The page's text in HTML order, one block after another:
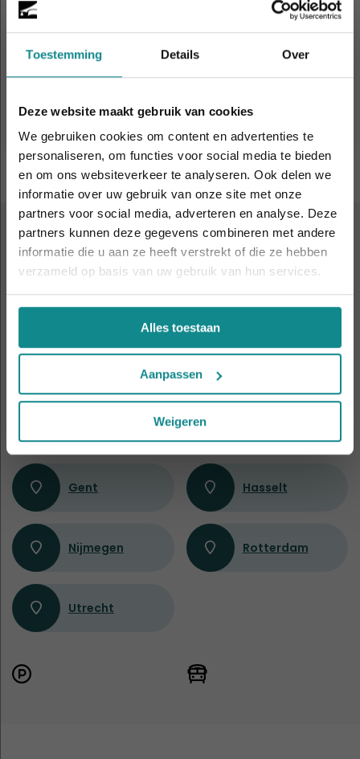
Toestemming Details Over
Deze website maakt gebruik van cookies
We gebruiken cookies om content en advertenties te
personaliseren, om functies voor social media te bieden
en om ons websiteverkeer te analyseren. Ook delen we
informatie over uw gebruik van onze site met onze
partners voor social media, adverteren en analyse. Deze
partners kunnen deze gegevens combineren met andere
informatie die u aan ze heeft verstrekt of die ze hebben
verzameld op basis van uw gebruik van hun services.
Alles toestaan
Aanpassen
Weigeren
Schoonheidsspecialist(e)
Meer informatie
ALTIJD IN DE BUURT
9 leslocatiesdoor heel
Nederland en België
Gent Hasselt
Nijmegen Rotterdam
Utrecht
Laatste week! 10% korting t.e.m. 15 augustus,
daarna eindigt de zomeractie definitief.
Sluiten